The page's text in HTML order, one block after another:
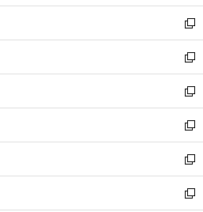
ウ
ィ
ン
ド
ウ
で
開
く
し
い
ウ
ィ
ン
ド
ウ
で
開
く
新
し
い
ウ
ィ
ン
ド
ウ
で
開
く
新
し
い
ウ
ィ
ン
ド
ウ
で
新
し
い
ウ
ィ
ン
ド
新
し
い
ウ
ィ
新
し
い
新